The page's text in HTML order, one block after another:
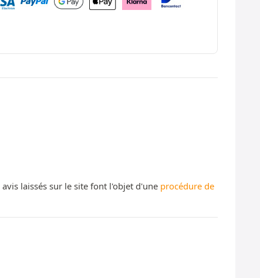
laissés sur le site font l'objet d'une procédure de